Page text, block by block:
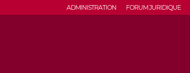
ADMINISTRATION FORUM JURIDIQUE